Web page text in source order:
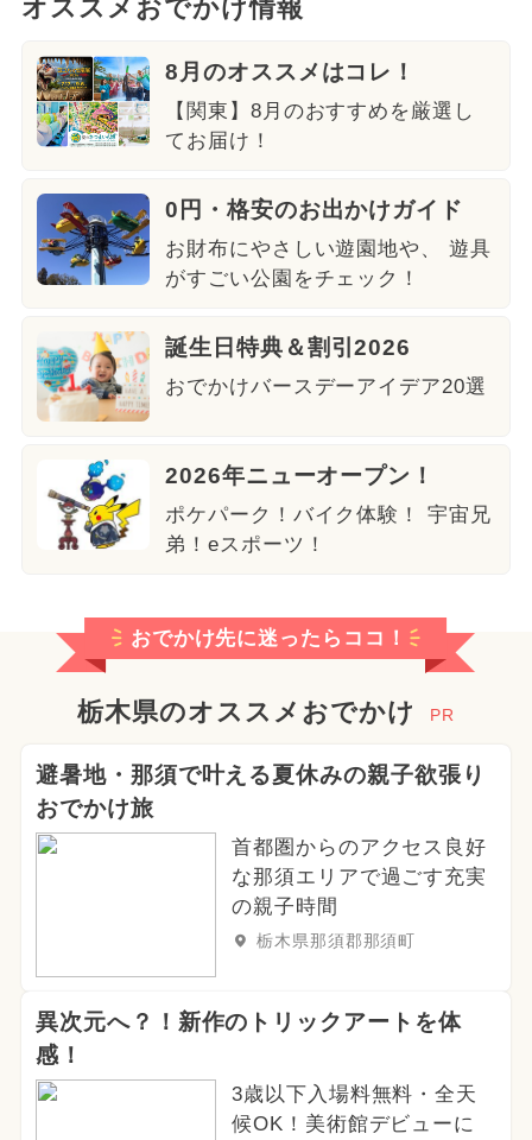
オススメおでかけ情報
8月のオススメはコレ！
【関東】8月のおすすめを厳選し
てお届け！
0円・格安のお出かけガイド
お財布にやさしい遊園地や、 遊具
がすごい公園をチェック！
誕生日特典＆割引2026
おでかけバースデーアイデア20選
2026年ニューオープン！
ポケパーク！バイク体験！ 宇宙兄
弟！eスポーツ！
おでかけ先に迷ったらココ！
栃木県のオススメおでかけ PR
避暑地・那須で叶える夏休みの親子欲張り
おでかけ旅
首都圏からのアクセス良好
な那須エリアで過ごす充実
の親子時間
栃木県那須郡那須町
異次元へ？！新作のトリックアートを体
感！
3歳以下入場料無料・全天
候OK！美術館デビューに